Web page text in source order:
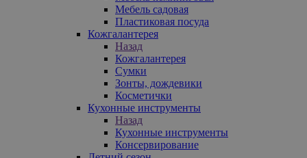
Мебель садовая
Пластиковая посуда
Кожгалантерея
Назад
Кожгалантерея
Сумки
Зонты, дождевики
Косметички
Кухонные инструменты
Назад
Кухонные инструменты
Консервирование